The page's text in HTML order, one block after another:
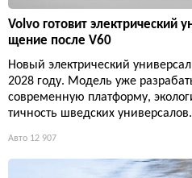
Volvo готовит электрический
щение после V60
Новый электрический
2028 году. Модель уже
современную платформу,
тичность шведских универсалов.
Авто 12 907